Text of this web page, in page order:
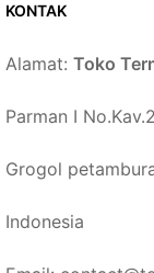
KONTAK
Alamat: Toko
Parman I
Grogol
Indonesia